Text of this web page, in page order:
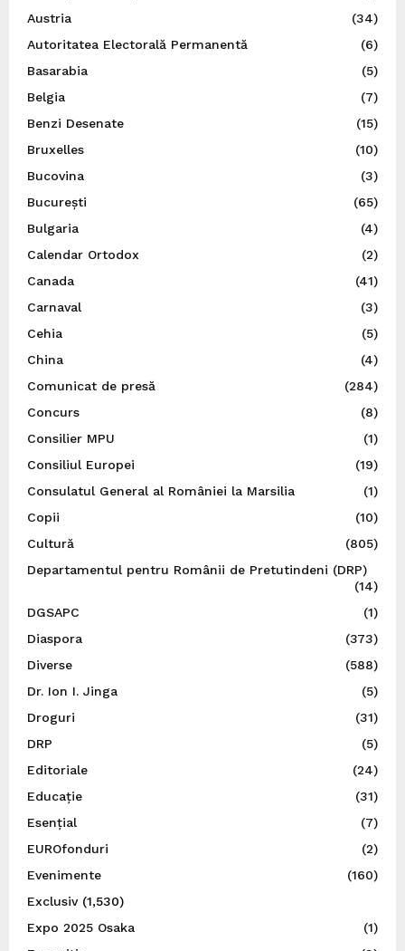
Austria
(34)
Autoritatea Electorală Permanentă
(6)
Basarabia
(5)
Belgia
(7)
Benzi Desenate
(15)
Bruxelles
(10)
Bucovina
(3)
București
(65)
Bulgaria
(4)
Calendar Ortodox
(2)
Canada
(41)
Carnaval
(3)
Cehia
(5)
China
(4)
Comunicat de presă
(284)
Concurs
(8)
Consilier MPU
(1)
Consiliul Europei
(19)
Consulatul General al României la Marsilia
(1)
Copii
(10)
Cultură
(805)
Departamentul pentru Românii de Pretutindeni (DRP)
(14)
DGSAPC
(1)
Diaspora
(373)
Diverse
(588)
Dr. Ion I. Jinga
(5)
Droguri
(31)
DRP
(5)
Editoriale
(24)
Educație
(31)
Esențial
(7)
EUROfonduri
(2)
Evenimente
(160)
Exclusiv(1,530)
Expo 2025 Osaka
(1)